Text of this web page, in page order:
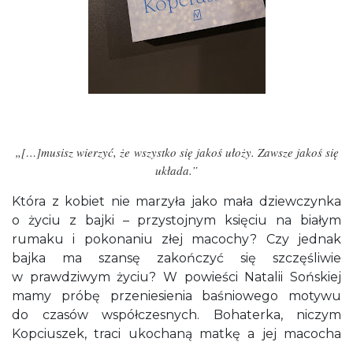
„[…]musisz wierzyć, że wszystko się jakoś ułoży. Zawsze jakoś się
układa.”
Która z kobiet nie marzyła jako mała dziewczynka
o życiu z bajki – przystojnym księciu na białym
rumaku i pokonaniu złej macochy? Czy jednak
bajka ma szansę zakończyć się szczęśliwie
w prawdziwym życiu? W powieści Natalii Sońskiej
mamy próbę przeniesienia baśniowego motywu
do czasów współczesnych. Bohaterka, niczym
Kopciuszek, traci ukochaną matkę a jej macocha